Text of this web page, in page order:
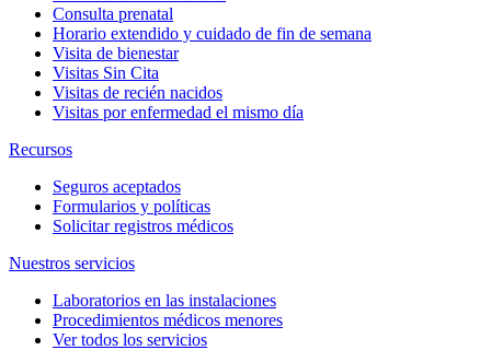
Consulta prenatal
Horario extendido y cuidado de fin de semana
Visita de bienestar
Visitas Sin Cita
Visitas de recién nacidos
Visitas por enfermedad el mismo día
Recursos
Seguros aceptados
Formularios y políticas
Solicitar registros médicos
Nuestros servicios
Laboratorios en las instalaciones
Procedimientos médicos menores
Ver todos los servicios